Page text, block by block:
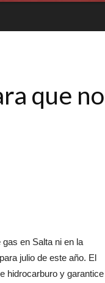
que no
en Salta ni en la
julio de este año. El
hidrocarburo y garantice